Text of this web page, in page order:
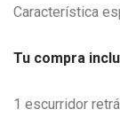
Característica
Tu compra
1 escurridor